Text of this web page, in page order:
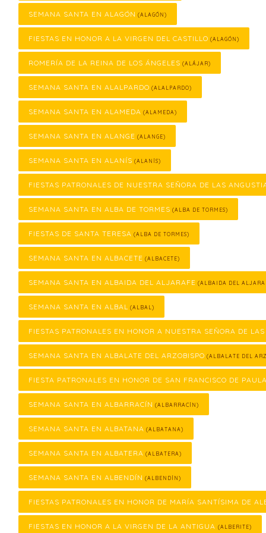
SEMANA SANTA EN ALAGÓN (ALAGÓN)
FIESTAS EN HONOR A LA VIRGEN DEL CASTILLO (ALAGÓN)
ROMERÍA DE LA REINA DE LOS ÁNGELES (ALÁJAR)
SEMANA SANTA EN ALALPARDO (ALALPARDO)
SEMANA SANTA EN ALAMEDA (ALAMEDA)
SEMANA SANTA EN ALANGE (ALANGE)
SEMANA SANTA EN ALANÍS (ALANÍS)
FIESTAS PATRONALES DE NUESTRA SEÑORA DE LAS
SEMANA SANTA EN ALBA DE TORMES (ALBA DE TORMES)
FIESTAS DE SANTA TERESA (ALBA DE TORMES)
SEMANA SANTA EN ALBACETE (ALBACETE)
SEMANA SANTA EN ALBAIDA DEL ALJARAFE (ALBAIDA DEL
SEMANA SANTA EN ALBAL (ALBAL)
FIESTAS PATRONALES EN HONOR A NUESTRA SEÑORA DE
SEMANA SANTA EN ALBALATE DEL ARZOBISPO (ALBALATE DEL
FIESTA PATRONALES EN HONOR DE SAN FRANCISCO DE
SEMANA SANTA EN ALBARRACÍN (ALBARRACÍN)
SEMANA SANTA EN ALBATANA (ALBATANA)
SEMANA SANTA EN ALBATERA (ALBATERA)
SEMANA SANTA EN ALBENDÍN (ALBENDÍN)
FIESTAS PATRONALES EN HONOR DE MARÍA SANTÍSIMA DE
FIESTAS EN HONOR A LA VIRGEN DE LA ANTIGUA (ALBERITE)